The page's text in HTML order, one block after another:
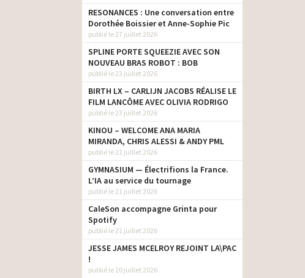
RESONANCES : Une conversation entre
Dorothée Boissier et Anne-Sophie Pic
publié le 27 juillet 2026
SPLINE PORTE SQUEEZIE AVEC SON
NOUVEAU BRAS ROBOT : BOB
publié le 23 juillet 2026
BIRTH LX – CARLIJN JACOBS RÉALISE LE
FILM LANCÔME AVEC OLIVIA RODRIGO
publié le 23 juillet 2026
KINOU – WELCOME ANA MARIA
MIRANDA, CHRIS ALESSI & ANDY PML
publié le 21 juillet 2026
GYMNASIUM — Électrifions la France.
L’IA au service du tournage
publié le 21 juillet 2026
CaleSon accompagne Grinta pour
Spotify
publié le 21 juillet 2026
JESSE JAMES MCELROY REJOINT LA\PAC
!
publié le 20 juillet 2026